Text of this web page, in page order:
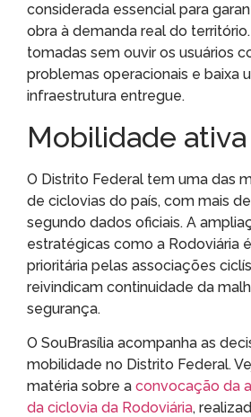
considerada essencial para
obra à demanda real do
tomadas sem ouvir os usuários
problemas operacionais e baixa
infraestrutura entregue.
Mobilidade ativa
O Distrito Federal tem uma das
de ciclovias do país, com mais
segundo dados oficiais. A
estratégicas como a Rodoviária
prioritária pelas associações
reivindicam continuidade da
segurança.
O SouBrasília acompanha as
mobilidade no Distrito Federal.
matéria sobre a convocação da
da ciclovia da Rodoviária,